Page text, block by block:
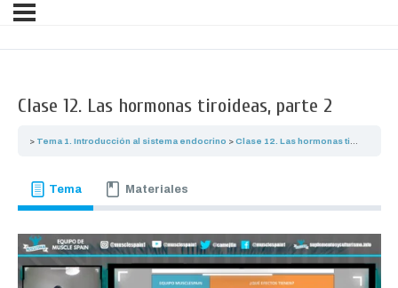
Clase 12. Las hormonas tiroideas, parte 2
Tema 1. Introducción al sistema endocrino Clase 12. Las hormonas tiroideas, parte 2
Tema Materiales